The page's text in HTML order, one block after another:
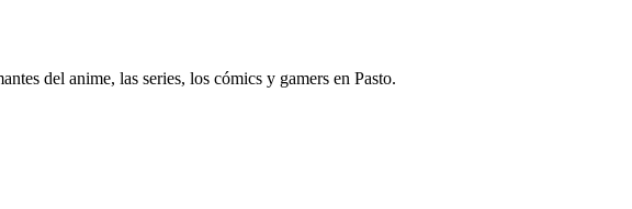
del anime, las series, los cómics y gamers en Pasto.